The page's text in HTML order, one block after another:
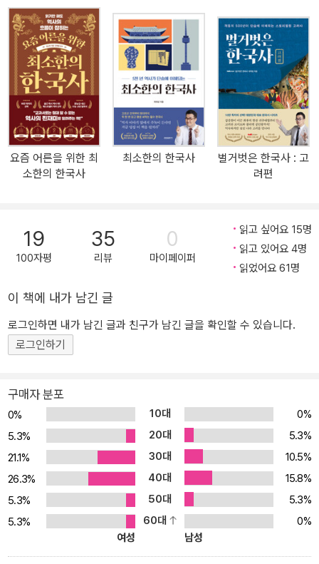
취업이나 면접 준비를 위해서도 한국사는 놓치지 않고 반드시 알아야
하는 교양 중 하나이다. 이처럼 알고 있으면 좋지만 방대한 분량과 복
잡한 사건, 어려운 한자어가 걸림돌이라 한국사를 제대로 정복하는
것은 늘 쉽지 않은 일로 여겨졌다. 《요즘 어른을 위한 최소한의 한국
사》는 역사적 배경지식 없이도 술술 읽히고, 역사책을 한 번도 읽지
않은 사람조차도 끝까지 페이지를 넘기게 하는 재미까지 모두 갖췄
다. 고조선부터 일제강점기까지 우리 역사의 흥망성쇠를 읽다 보면
세상에서 가장 쉽고 빠르게 한국사 교양을 머릿속에 넣을 수 있음은
물론, 현재 우리가 살아가는 데 꼭 필요한 귀중한 통찰력을 얻을 수 있
가 어렵게 느껴진다면, 이 책만큼은 반드시 읽어라!” 역사가 어렵게
느껴지는 이유는 바로 여러 사건이 실타래처럼 엉켜 있어 전체를 한
번에 파악하기 어렵기 때문이다. 이 책에서는 전작을 통해 ‘역사계의
셰에라자드’라는 칭호가 붙을 정도로 탁월한 스토리텔링을 보여준 임
는 수백 권에 달하는 책과 논문 등 방대한 자료를 검토하며 정확한 고
증을 거친 것은 물론 현대에 꼭 알아야 할 한국사의 결정적 장면들을
무신정권, 조선시대 붕당 정치, 예송 논쟁 등 한 번쯤 들어봤지만 이해
하기 어려웠던 역사적 사건들의 흐름이 단박에 잡힌다. 또한 풍부한
도판 자료를 본문에 더해 이해를 돕는 것은 물론, ‘시대별 주요 사건
연표’를 삽입해 역사적 흐름을 한눈에 정리할 수 있도록 했다. 더불어
‘한국사 전체 연표, 고려·조선 왕 계보도’를 부록으로 수록해 핵심을
요약하는 데 큰 도움이 되게 하였다. 마지막으로 다양한 방송에 출연
하며 대중에게 친숙한 가톨릭대학교 국사학과 김재원 교수의 감수로
역사적 사실 관계의 정확성과 신뢰도를 높였다. 아직도 한국사를 정
복하지 못했다면? 이 책 한 권으로 역사를 통으로 씹어 먹는다! 《요즘
어른을 위한 최소한의 한국사》는 제목처럼 반드시 알아야 하는 핵심
요즘 어른을 위한 최
소한의 한국사
최소한의 한국사
벌거벗은 한국사 : 고
려편
19
100자평
35
리뷰
0
마이페이퍼
읽고 싶어요 15명
읽고 있어요 4명
읽었어요 61명
이 책에 내가 남긴 글
로그인하면 내가 남긴 글과 친구가 남긴 글을 확인할 수 있습니다.
로그인하기
구매자 분포
0% 10대
0%
5.3%
20대
5.3%
21.1%
30대
10.5%
26.3%
40대
15.8%
5.3%
50대
5.3%
5.3%
60대
0%
여성
남성